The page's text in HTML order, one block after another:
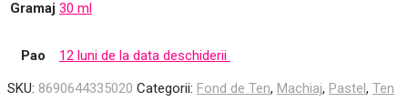
Gramaj 30 ml
Pao
12 luni de la data deschiderii
SKU: 8690644335020 Categorii: Fond de Ten, Machiaj, Pastel, Ten